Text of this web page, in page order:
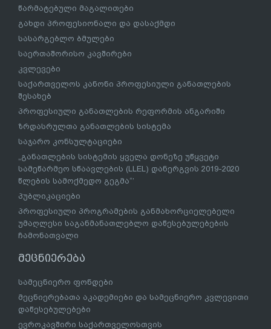
წარმატებული მაგალითები
გახდი პროფესიონალი და დასაქმდი
სასარგებლო ბმულები
საერთაშორისო კავშირები
კვლევები
საქართველოს კანონი პროფესიული განათლების
შესახებ
პროფესიული განათლების რეფორმის ანგარიში
ზრდასრულთა განათლების სისტემა
საჯარო კონსულტაციები
„განათლების სისტემის ყველა დონეზე უწყვეტი
სამეწარმეო სწაავლების (LLEL) დანერგვის 2019-2020
წლების სამოქმედო გეგმა“’
პუბლიკაციები
პროფესიული პროგრამების განმახორციელებელი
უმაღლესი საგანმანათლებლო დაწესებულებების
ჩამონათვალი
მეცნიერება
სამეცნიერო ფონდები
მეცნიერებათა აკადემიები და სამეცნიერო კვლევითი
დაწესებულებები
ევროკავშირი საქართველოსთვის